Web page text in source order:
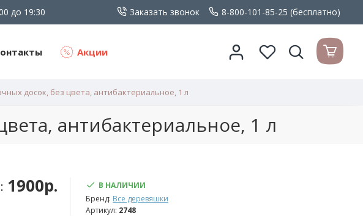
до 19:30 Заказать звонок 8-800-101-85-25 (бесплатно)
Акции
досок, без цвета, антибактериальное, 1 л
антибактериальное, 1 л
1900р.
В НАЛИЧИИ
Бренд: Все деревяшки
Артикул: 2748